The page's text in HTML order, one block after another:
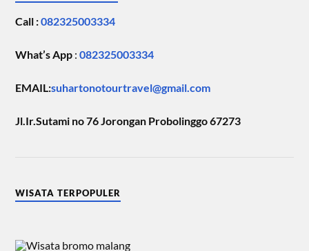
Call :082325003334
What’s App :082325003334
EMAIL:suhartonotourtravel@gmail.com
Jl.Ir.Sutami no 76 Jorongan Probolinggo 67273
WISATA TERPOPULER